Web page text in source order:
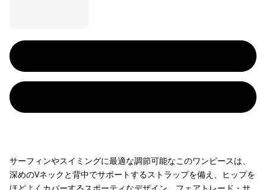
サーフィンやスイミングに最適な調節可能なこのワンピースは、
深めのVネックと背中でサポートするストラップを備え、ヒップを